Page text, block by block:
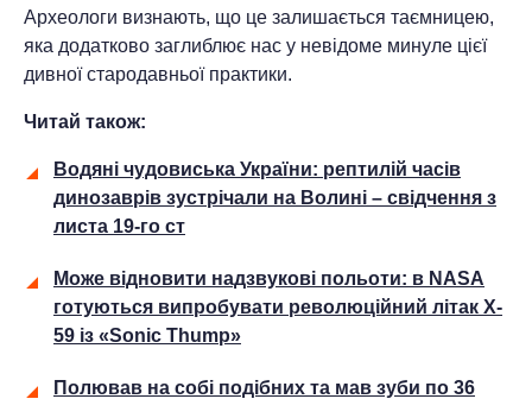
Археологи визнають, що це залишається таємницею,
яка додатково заглиблює нас у невідоме минуле цієї
дивної стародавньої практики.
Читай також:
Водяні чудовиська України: рептилій часів
динозаврів зустрічали на Волині – свідчення з
листа 19-го ст
Може відновити надзвукові польоти: в NASA
готуються випробувати революційний літак X-
59 із «Sonic Thump»
Полював на собі подібних та мав зуби по 36